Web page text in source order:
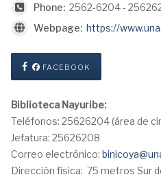
Phone: 2562-6204 -
Webpage: https://
FACEBOOK
Biblioteca Nayuribe:
Teléfonos: 25626204 (área de
Jefatura: 25626208
Correo electrónico:
Dirección física: 75 metros Sur